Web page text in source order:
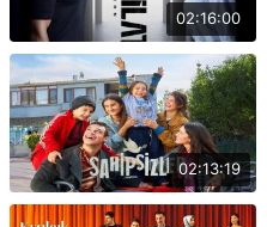
02:16:00
02:13:19